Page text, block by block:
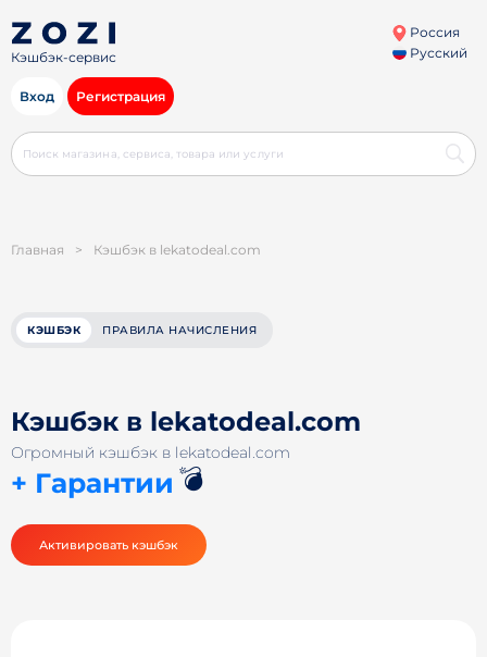
Кэшбэк-сервис
Россия
Русский
Вход Регистрация
Главная > Кэшбэк в lekatodeal.com
КЭШБЭК ПРАВИЛА НАЧИСЛЕНИЯ
Кэшбэк в lekatodeal.com
Огромный кэшбэк в lekatodeal.com
+ Гарантии 💣
Активировать кэшбэк